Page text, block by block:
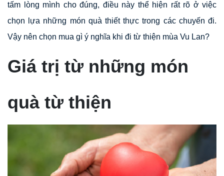
tấm lòng mình cho đúng, điều này thể hiện rất rõ ở việc
chọn lựa những món quà thiết thực trong các chuyến đi.
Vậy nên chọn mua gì ý nghĩa khi đi từ thiện mùa Vu Lan?
Giá trị từ những món
quà từ thiện